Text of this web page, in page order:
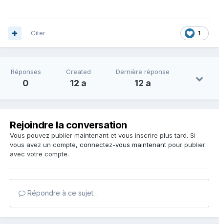
1
Citer
Réponses
0
Created
12 a
Dernière réponse
12 a
Rejoindre la conversation
Vous pouvez publier maintenant et vous inscrire plus tard. Si
vous avez un compte, connectez-vous maintenant pour publier
avec votre compte.
Répondre à ce sujet…